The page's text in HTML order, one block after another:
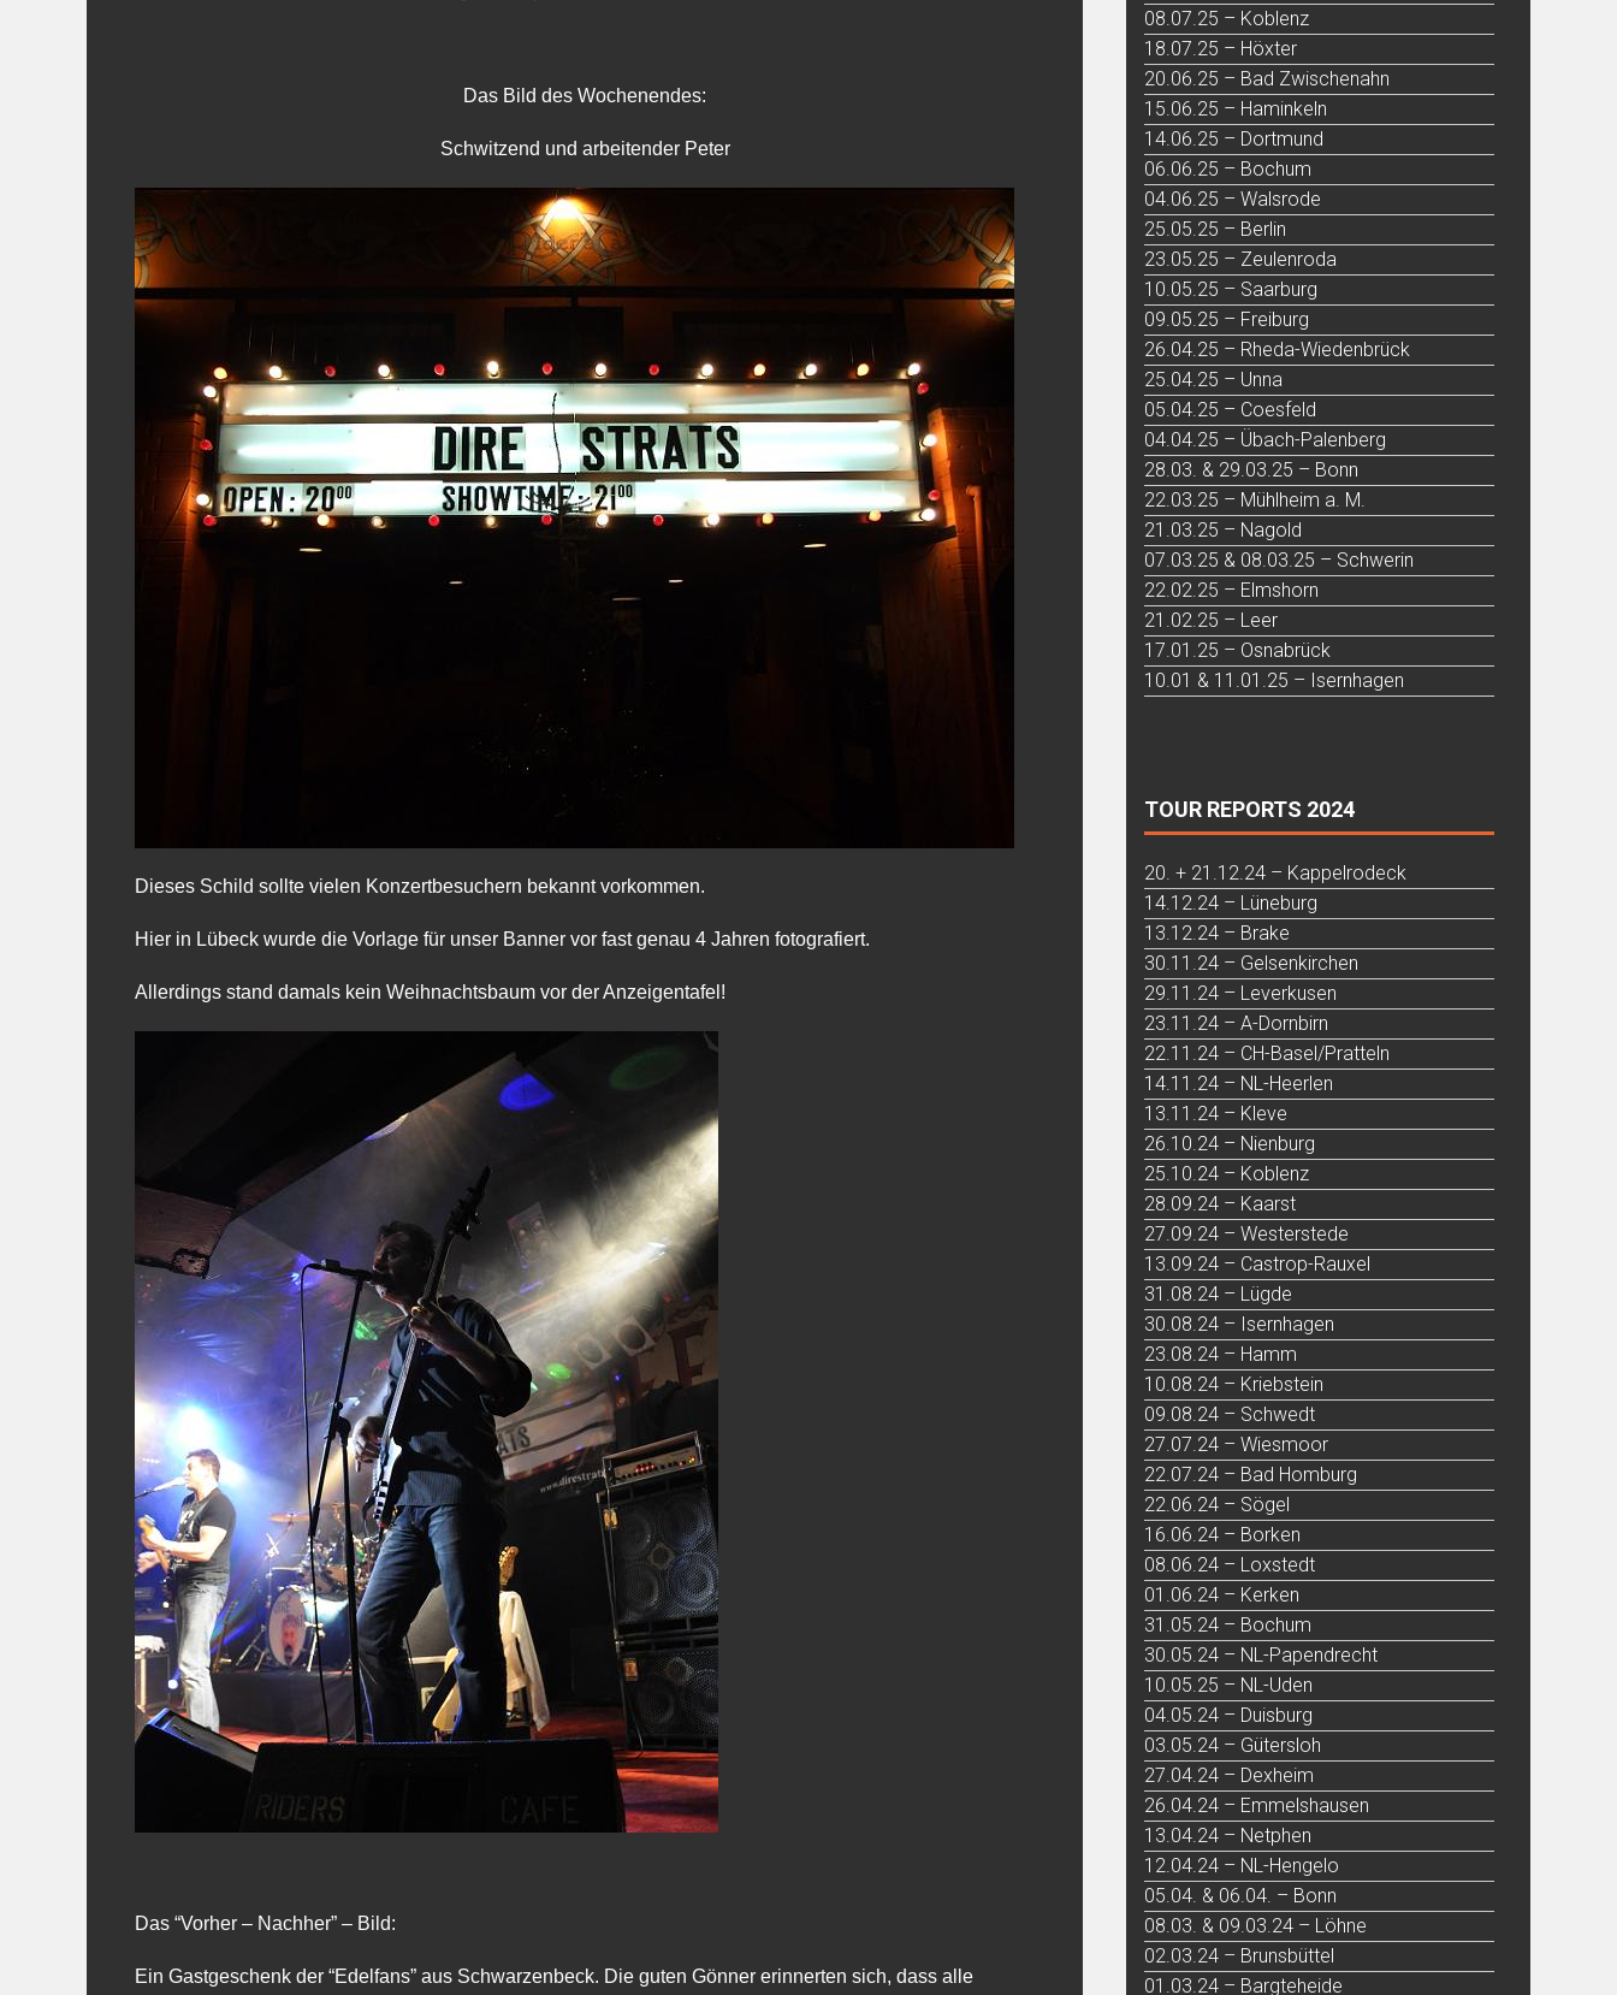
Das Bild des Wochenendes:
Schwitzend und arbeitender Peter
Dieses Schild sollte vielen Konzertbesuchern bekannt vorkommen.
Hier in Lübeck wurde die Vorlage für unser Banner vor fast genau 4 Jahren fotografiert.
Allerdings stand damals kein Weihnachtsbaum vor der Anzeigentafel!
Das “Vorher – Nachher” – Bild:
Ein Gastgeschenk der “Edelfans” aus Schwarzenbeck. Die guten Gönner erinnerten sich, dass alle
08.07.25 – Koblenz
18.07.25 – Höxter
20.06.25 – Bad Zwischenahn
15.06.25 – Haminkeln
14.06.25 – Dortmund
06.06.25 – Bochum
04.06.25 – Walsrode
25.05.25 – Berlin
23.05.25 – Zeulenroda
10.05.25 – Saarburg
09.05.25 – Freiburg
26.04.25 – Rheda-Wiedenbrück
25.04.25 – Unna
05.04.25 – Coesfeld
04.04.25 – Übach-Palenberg
28.03. & 29.03.25 – Bonn
22.03.25 – Mühlheim a. M.
21.03.25 – Nagold
07.03.25 & 08.03.25 – Schwerin
22.02.25 – Elmshorn
21.02.25 – Leer
17.01.25 – Osnabrück
10.01 & 11.01.25 – Isernhagen
TOUR REPORTS 2024
20. + 21.12.24 – Kappelrodeck
14.12.24 – Lüneburg
13.12.24 – Brake
30.11.24 – Gelsenkirchen
29.11.24 – Leverkusen
23.11.24 – A-Dornbirn
22.11.24 – CH-Basel/Pratteln
14.11.24 – NL-Heerlen
13.11.24 – Kleve
26.10.24 – Nienburg
25.10.24 – Koblenz
28.09.24 – Kaarst
27.09.24 – Westerstede
13.09.24 – Castrop-Rauxel
31.08.24 – Lügde
30.08.24 – Isernhagen
23.08.24 – Hamm
10.08.24 – Kriebstein
09.08.24 – Schwedt
27.07.24 – Wiesmoor
22.07.24 – Bad Homburg
22.06.24 – Sögel
16.06.24 – Borken
08.06.24 – Loxstedt
01.06.24 – Kerken
31.05.24 – Bochum
30.05.24 – NL-Papendrecht
10.05.25 – NL-Uden
04.05.24 – Duisburg
03.05.24 – Gütersloh
27.04.24 – Dexheim
26.04.24 – Emmelshausen
13.04.24 – Netphen
12.04.24 – NL-Hengelo
05.04. & 06.04. – Bonn
08.03. & 09.03.24 – Löhne
02.03.24 – Brunsbüttel
01.03.24 – Bargteheide